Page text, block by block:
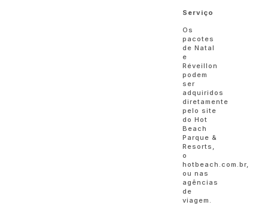
Serviço
Os
pacotes
de Natal
e
Réveillon
podem
ser
adquiridos
diretamente
pelo site
do Hot
Beach
Parque &
Resorts,
o
hotbeach.com.br,
ou nas
agências
de
viagem.